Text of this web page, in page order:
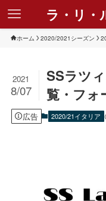
ラ・リ・
ホーム 2020/2021シーズン
SSラツ
覧・フォ
2021
8/07
広告 2020/21イタリア